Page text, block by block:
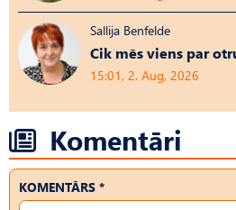
Sallija Benfelde
Cik mēs viens par
15:01, 2. Aug, 2026
Komentāri
KOMENTĀRS *